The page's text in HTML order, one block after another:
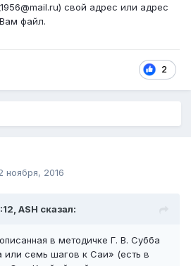
свой адрес или адрес
файл.
2
ноября, 2016
ASH сказал:
в методичке Г. В. Субба
семь шагов к Саи» (есть в